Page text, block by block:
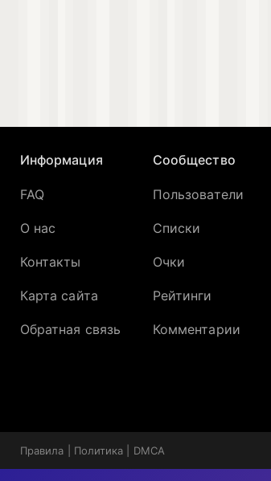
Информация
FAQ
О нас
Контакты
Карта сайта
Обратная связь
Сообщество
Пользователи
Списки
Очки
Рейтинги
Комментарии
Правила Политика DMCA